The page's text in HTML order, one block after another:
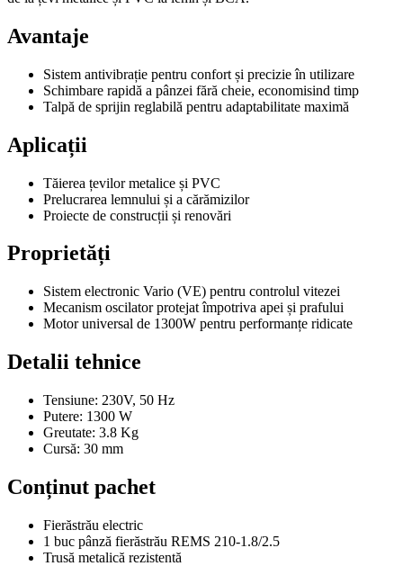
Avantaje
Sistem antivibrație pentru confort și precizie în utilizare
Schimbare rapidă a pânzei fără cheie, economisind timp
Talpă de sprijin reglabilă pentru adaptabilitate maximă
Aplicații
Tăierea țevilor metalice și PVC
Prelucrarea lemnului și a cărămizilor
Proiecte de construcții și renovări
Proprietăți
Sistem electronic Vario (VE) pentru controlul vitezei
Mecanism oscilator protejat împotriva apei și prafului
Motor universal de 1300W pentru performanțe ridicate
Detalii tehnice
Tensiune: 230V, 50 Hz
Putere: 1300 W
Greutate: 3.8 Kg
Cursă: 30 mm
Conținut pachet
Fierăstrău electric
1 buc pânză fierăstrău REMS 210-1.8/2.5
Trusă metalică rezistentă